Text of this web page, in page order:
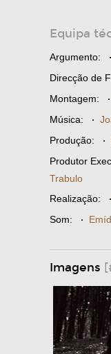
Equipa
Argumento: ·
Direcção de
Montagem: ·
Música: ·
Produção: ·
Produtor
Trabulo
Realização: ·
Som: ·
Imagens